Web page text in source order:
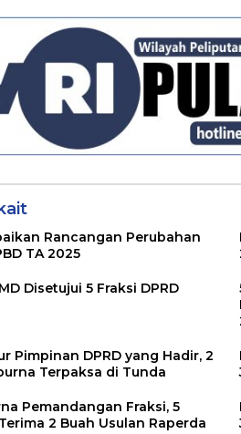
Rancangan Perubahan
TA 2025
Disetujui 5 Fraksi DPRD
Pimpinan DPRD yang Hadir, 2
Terpaksa di Tunda
Pemandangan Fraksi, 5
2 Buah Usulan Raperda